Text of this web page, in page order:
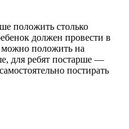
положить столько
должен провести в
можно положить на
для ребят постарше —
постирать